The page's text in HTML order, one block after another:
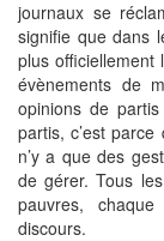
journaux se
signifie que dans
plus officiellement
évènements de
opinions de
partis, c’est
n’y a que des
de gérer. Tous
pauvres,
discours.